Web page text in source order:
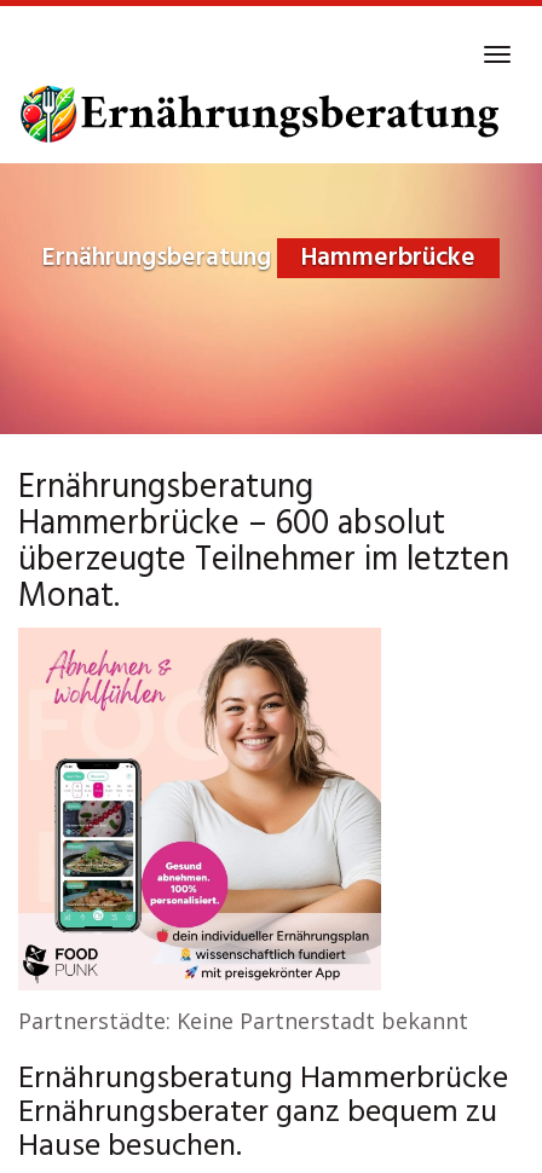
main
content
Ernährungsberatung Hammerbrücke
Ernährungsberatung
Hammerbrücke – 600 absolut
überzeugte Teilnehmer im letzten
Monat.
Partnerstädte: Keine Partnerstadt bekannt
Ernährungsberatung Hammerbrücke
Ernährungsberater ganz bequem zu
Hause besuchen.